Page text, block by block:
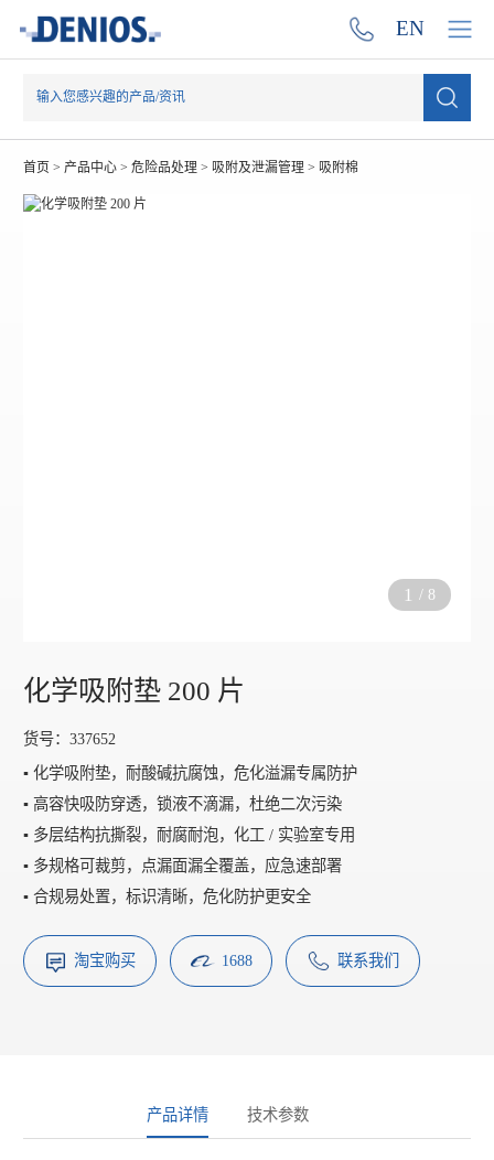
EN
首页 > 产品中心> 危险品处理 > 吸附及泄漏管理 > 吸附棉
1 / 8
化学吸附垫 200 片
货号：337652
▪️ 化学吸附垫，耐酸碱抗腐蚀，危化溢漏专属防护
▪️ 高容快吸防穿透，锁液不滴漏，杜绝二次污染
▪️ 多层结构抗撕裂，耐腐耐泡，化工 / 实验室专用
▪️ 多规格可裁剪，点漏面漏全覆盖，应急速部署
▪️ 合规易处置，标识清晰，危化防护更安全
淘宝购买 1688 联系我们
产品详情 技术参数